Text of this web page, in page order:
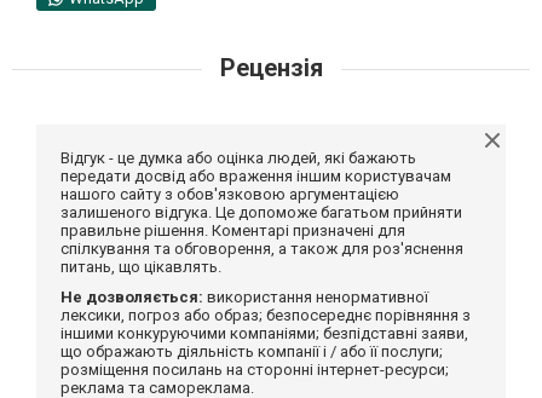
Рецензія
Відгук - це думка або оцінка людей, які бажають
передати досвід або враження іншим користувачам
нашого сайту з обов'язковою аргументацією
залишеного відгука. Це допоможе багатьом прийняти
правильне рішення. Коментарі призначені для
спілкування та обговорення, а також для роз'яснення
питань, що цікавлять.
Не дозволяється: використання ненормативної
лексики, погроз або образ; безпосереднє порівняння з
іншими конкуруючими компаніями; безпідставні заяви,
що ображають діяльність компанії і / або її послуги;
розміщення посилань на сторонні інтернет-ресурси;
реклама та самореклама.